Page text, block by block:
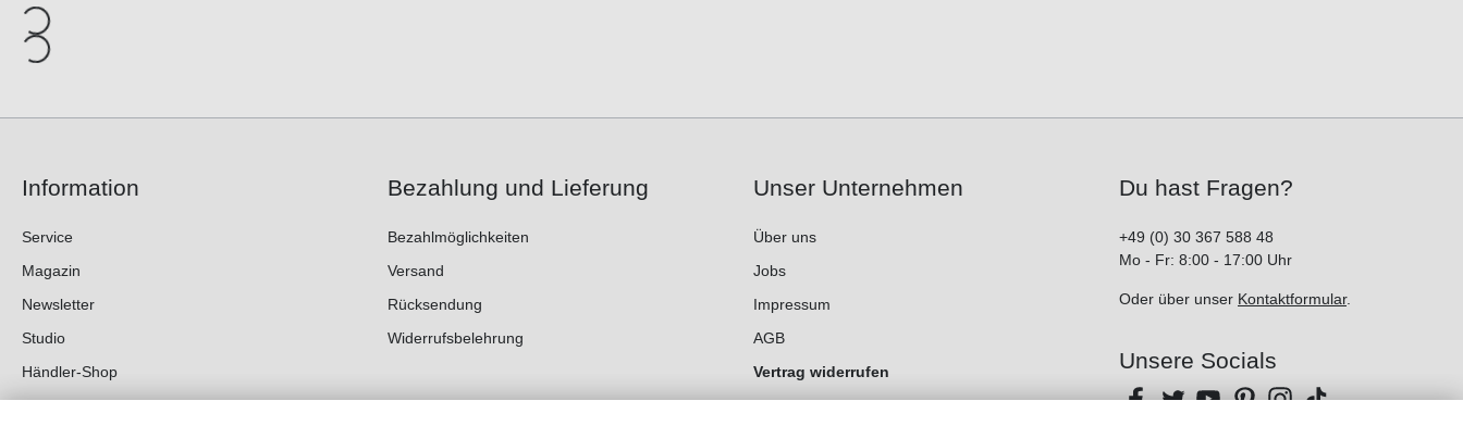
Information
Service
Magazin
Newsletter
Studio
Händler-Shop
Bezahlung und Lieferung
Bezahlmöglichkeiten
Versand
Rücksendung
Widerrufsbelehrung
Unser Unternehmen
Über uns
Jobs
Impressum
AGB
Vertrag widerrufen
Datenschutz
Du hast Fragen?
+49 (0) 30 367 588 48
Mo - Fr: 8:00 - 17:00 Uhr
Oder über unser Kontaktformular.
Unsere Socials